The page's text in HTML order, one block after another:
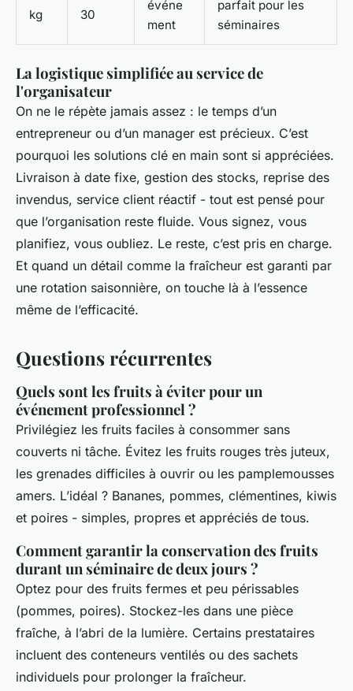
kg
30
événe
ment
parfait pour les
séminaires
La logistique simplifiée au service de
l'organisateur
On ne le répète jamais assez : le temps d’un
entrepreneur ou d’un manager est précieux. C’est
pourquoi les solutions clé en main sont si appréciées.
Livraison à date fixe, gestion des stocks, reprise des
invendus, service client réactif - tout est pensé pour
que l’organisation reste fluide. Vous signez, vous
planifiez, vous oubliez. Le reste, c’est pris en charge.
Et quand un détail comme la fraîcheur est garanti par
une rotation saisonnière, on touche là à l’essence
même de l’efficacité.
Questions récurrentes
Quels sont les fruits à éviter pour un
événement professionnel ?
Privilégiez les fruits faciles à consommer sans
couverts ni tâche. Évitez les fruits rouges très juteux,
les grenades difficiles à ouvrir ou les pamplemousses
amers. L’idéal ? Bananes, pommes, clémentines, kiwis
et poires - simples, propres et appréciés de tous.
Comment garantir la conservation des fruits
durant un séminaire de deux jours ?
Optez pour des fruits fermes et peu périssables
(pommes, poires). Stockez-les dans une pièce
fraîche, à l’abri de la lumière. Certains prestataires
incluent des conteneurs ventilés ou des sachets
individuels pour prolonger la fraîcheur.